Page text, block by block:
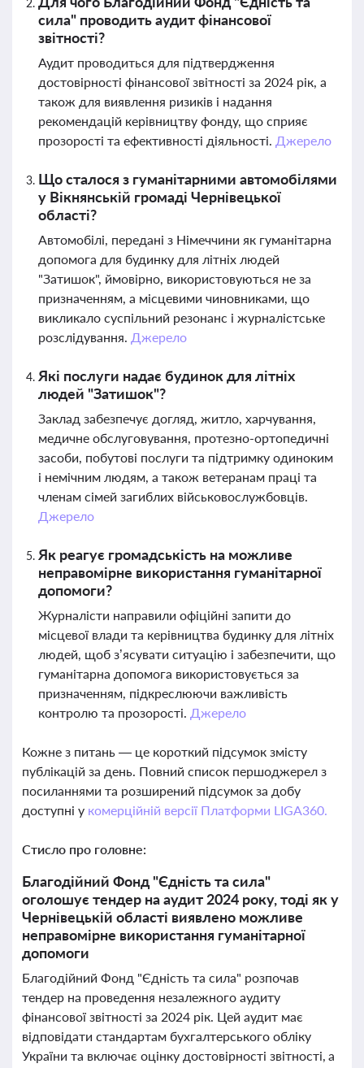
сила" проводить аудит фінансової
звітності?
Аудит проводиться для підтвердження
достовірності фінансової звітності за 2024 рік, а
також для виявлення ризиків і надання
рекомендацій керівництву фонду, що сприяє
прозорості та ефективності діяльності. Джерело
Що сталося з гуманітарними автомобілями
у Вікнянській громаді Чернівецької
області?
Автомобілі, передані з Німеччини як гуманітарна
допомога для будинку для літніх людей
"Затишок", ймовірно, використовуються не за
призначенням, а місцевими чиновниками, що
викликало суспільний резонанс і журналістське
розслідування. Джерело
Які послуги надає будинок для літніх
людей "Затишок"?
Заклад забезпечує догляд, житло, харчування,
медичне обслуговування, протезно-ортопедичні
засоби, побутові послуги та підтримку одиноким
і немічним людям, а також ветеранам праці та
членам сімей загиблих військовослужбовців.
Джерело
Як реагує громадськість на можливе
неправомірне використання гуманітарної
допомоги?
Журналісти направили офіційні запити до
місцевої влади та керівництва будинку для літніх
людей, щоб з’ясувати ситуацію і забезпечити, що
гуманітарна допомога використовується за
призначенням, підкреслюючи важливість
контролю та прозорості. Джерело
Кожне з питань — це короткий підсумок змісту
публікацій за день. Повний список першоджерел з
посиланнями та розширений підсумок за добу
доступні у комерційній версії Платформи LIGA360.
Стисло про головне:
Благодійний Фонд "Єдність та сила"
оголошує тендер на аудит 2024 року, тоді як у
Чернівецькій області виявлено можливе
неправомірне використання гуманітарної
допомоги
Благодійний Фонд "Єдність та сила" розпочав
тендер на проведення незалежного аудиту
фінансової звітності за 2024 рік. Цей аудит має
відповідати стандартам бухгалтерського обліку
України та включає оцінку достовірності звітності, а